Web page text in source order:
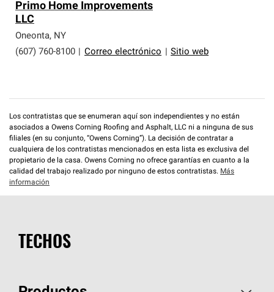
parte de una red exclusiva de profesionales de techos
que cumplen con altos estándares y requisitos estrictos
de profesionalismo y confiabilidad.
Primo Home Improvements
LLC
Oneonta, NY
(607) 760-8100
Correo electrónico Sitio web
Los contratistas que se enumeran aquí son independientes y no están
asociados a Owens Corning Roofing and Asphalt, LLC ni a ninguna de sus
filiales (en su conjunto, “Owens Corning”). La decisión de contratar a
cualquiera de los contratistas mencionados en esta lista es exclusiva del
propietario de la casa. Owens Corning no ofrece garantías en cuanto a la
calidad del trabajo realizado por ninguno de estos contratistas. Más
información
TECHOS